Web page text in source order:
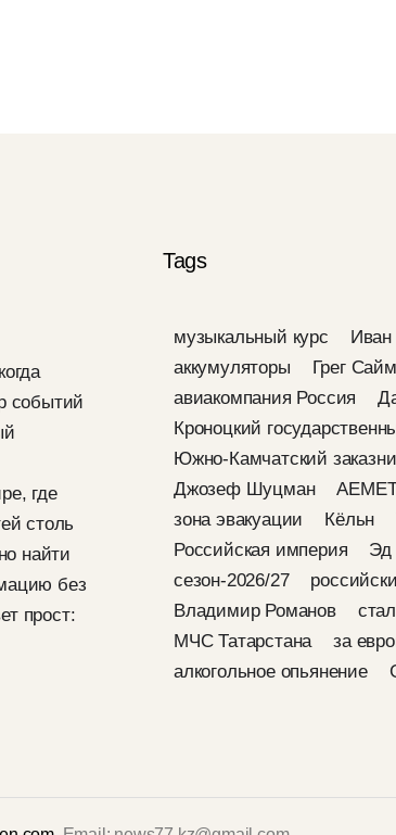
событий
где
столь
найти
без
прост:
Tags
музыкальный курс
аккумуляторы
Грег
авиакомпания Россия
Кроноцкий
Южно-Камчатский
Джозеф Шуцман
зона эвакуации
Кёльн
Российская империя
Эд
сезон-2026/27
Владимир Романов
МЧС Татарстана
за
алкогольное опьянение